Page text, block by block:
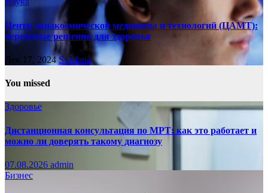
Центр авиакосмической медицины и технологий (ЦАМТ):
передовые решения для здоровья
Дек 17, 2024Svetlana
You missed
Здоровье
Дистанционная консультация по МРТ: как это работает и
можно ли доверять такому диагнозу
07.08.2026 admin
Бизнес